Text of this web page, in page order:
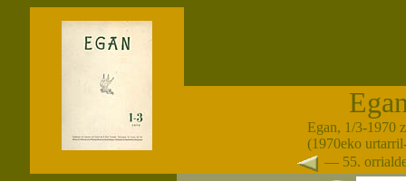
Egan, 1/3-1970
(1970eko
— 55.